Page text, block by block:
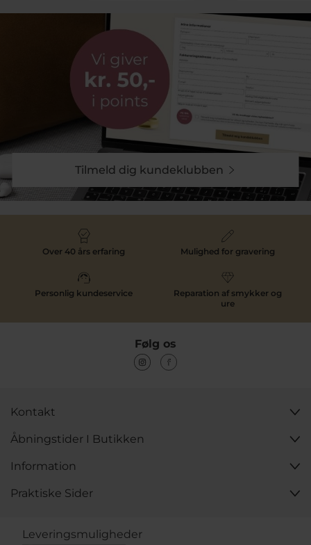
velegnede til både hverdag og festlige anledninger.
Populære Scrouples ringe med kugler
Blandt de mest populære designs finder du en
Scrouples ring med kugler. De små kugledetaljer giver
ringen et moderne og stilrent udtryk, som mange
vælger at kombinere med andre ringe.
Designet er både enkelt og dekorativt og passer godt
til et moderne smykkelook.
Køb Scrouples ringe hos Pind J. Design
Hos Pind J. Design finder du et bredt udvalg af
Scrouples ringe i både sølv, forgyldt sølv og guld. Vi er
autoriseret forhandler af Scrouples og tilbyder både
Bestil din ring online med hurtig levering på
lagervarer og gratis fragt ved køb over 499 kr.
Tilmeld dig kundeklubben
Over 40 års erfaring Mulighed for gravering
Personlig kundeservice
Reparation af smykker og
ure
Følg os
Kontakt
Åbningstider I Butikken
Information
Praktiske Sider
Leveringsmuligheder